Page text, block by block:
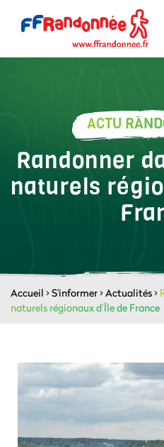
ACTU
Randonner
naturels
Accueil >S'informer>Actualités>
naturels régionaux d’Île de France